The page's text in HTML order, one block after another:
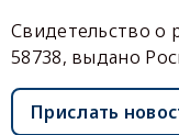
Свидетельство
58738, выдано
Прислать